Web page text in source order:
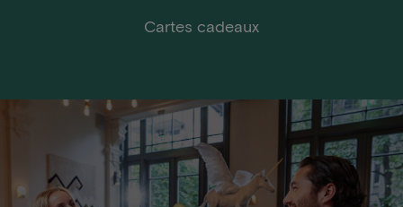
Cartes cadeaux